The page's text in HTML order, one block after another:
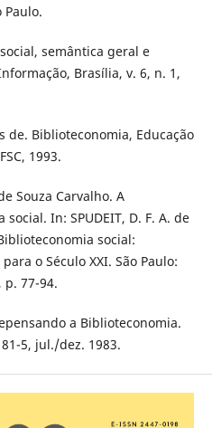
Paulo.
semântica geral e
Brasília, v. 6, n. 1,
de. Biblioteconomia, Educação
1993.
Souza Carvalho. A
In: SPUDEIT, D. F. A. de
social:
o Século XXI. São Paulo:
p. 77-94.
a Biblioteconomia.
5, jul./dez. 1983.